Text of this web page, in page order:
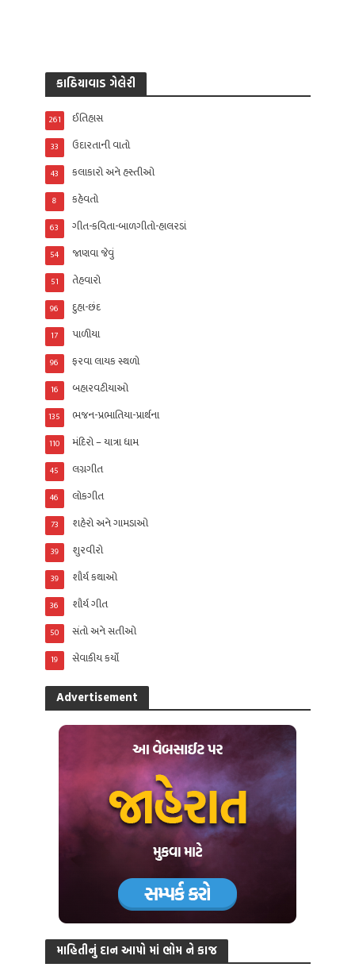
કાઠિયાવાડ ગેલેરી
ઈતિહાસ
261
ઉદારતાની વાતો
33
કલાકારો અને હસ્તીઓ
43
કહેવતો
8
ગીત-કવિતા-બાળગીતો-હાલરડાં
63
જાણવા જેવું
54
તેહવારો
51
દુહા-છંદ
96
પાળીયા
17
ફરવા લાયક સ્થળો
96
બહારવટીયાઓ
16
ભજન-પ્રભાતિયા-પ્રાર્થના
135
મંદિરો – યાત્રા ધામ
110
લગ્નગીત
45
લોકગીત
46
શહેરો અને ગામડાઓ
73
શુરવીરો
39
શૌર્ય કથાઓ
39
શૌર્ય ગીત
36
સંતો અને સતીઓ
50
સેવાકીય કર્યો
19
Advertisement
માહિતીનું દાન આપો માં ભોમ ને કાજ